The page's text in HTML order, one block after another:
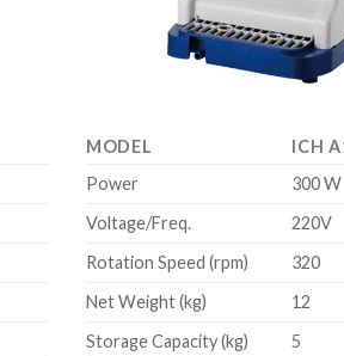
MODEL
ICH
Power
300 W
Voltage/Freq.
220V
Rotation Speed (rpm)
320
Net Weight (kg)
12
Storage Capacity (kg)
5